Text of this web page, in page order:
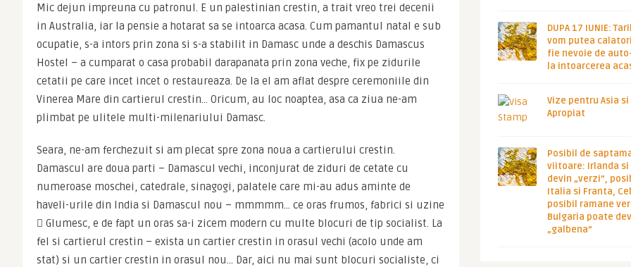
Mic dejun impreuna cu patronul. E un palestinian crestin, a trait vreo trei decenii
in Australia, iar la pensie a hotarat sa se intoarca acasa. Cum pamantul natal e sub
ocupatie, s-a intors prin zona si s-a stabilit in Damasc unde a deschis Damascus
Hostel – a cumparat o casa probabil darapanata prin zona veche, fix pe zidurile
cetatii pe care incet incet o restaureaza. De la el am aflat despre ceremoniile din
Vinerea Mare din cartierul crestin… Oricum, au loc noaptea, asa ca ziua ne-am
plimbat pe ulitele multi-milenariului Damasc.
Seara, ne-am ferchezuit si am plecat spre zona noua a cartierului crestin.
Damascul are doua parti – Damascul vechi, inconjurat de ziduri de cetate cu
numeroase moschei, catedrale, sinagogi, palatele care mi-au adus aminte de
haveli-urile din India si Damascul nou – mmmmm… ce oras frumos, fabrici si uzine
 Glumesc, e de fapt un oras sa-i zicem modern cu multe blocuri de tip socialist. La
fel si cartierul crestin – exista un cartier crestin in orasul vechi (acolo unde am
stat) si un cartier crestin in orasul nou… Dar, aici nu mai sunt blocuri socialiste, ci
DUPA 17 IUNIE:
vom putea
fie nevoie de
la intoarcerea
Vize pentru Asia si
Apropiat
Posibil de
viitoare: Irlanda si
devin „verzi”,
Italia si Franta,
posibil ramane
Bulgaria poate
„galbena”